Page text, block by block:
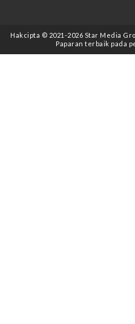
Hakcipta © 2021 -2026 Star Media
Paparan terbaik pada